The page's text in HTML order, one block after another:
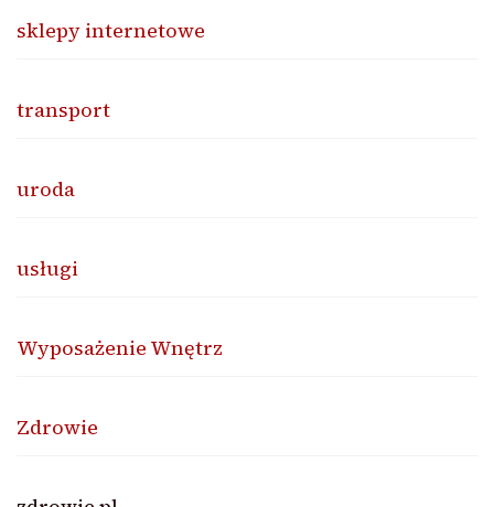
sklepy internetowe
transport
uroda
usługi
Wyposażenie Wnętrz
Zdrowie